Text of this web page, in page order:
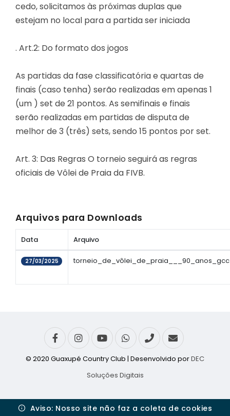
cedo, solicitamos às próximas duplas que
estejam no local para a partida ser iniciada
. Art.2: Do formato dos jogos
As partidas da fase classificatória e quartas de
finais (caso tenha) serão realizadas em apenas 1
(um ) set de 21 pontos. As semifinais e finais
serão realizadas em partidas de disputa de
melhor de 3 (três) sets, sendo 15 pontos por set.
Art. 3: Das Regras O torneio seguirá as regras
oficiais de Vôlei de Praia da FIVB.
Arquivos para Downloads
Data Arquivo
27/03/2025
© 2020 Guaxupé Country Club | Desenvolvido porDEC
Soluções Digitais
Aviso: Nosso site não faz a coleta de cookies